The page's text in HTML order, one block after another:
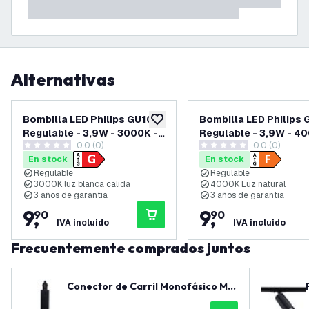
Alternativas
añadir a lista de deseos
Bombilla LED Philips GU10
Regulable - 3,9W - 3000K -
280 Lúmenes -
Transparente
0 estrellas de puntuación
0.0 (0)
En stock
Regulable
3000K luz blanca cálida
3 años de garantía
9,
90
IVA incluido
Bombilla LED Philips
Regulable - 3,9W -
300 Lúmenes -
Transparente
0 estrellas de puntuación
0.0 (0)
En stock
Regulable
4000K Luz natural
3 años de garantía
9,
90
IVA incluido
Frecuentemente comprados juntos
Conector de Carril Monofásico Me
diano + Fuente de Alimentación - N